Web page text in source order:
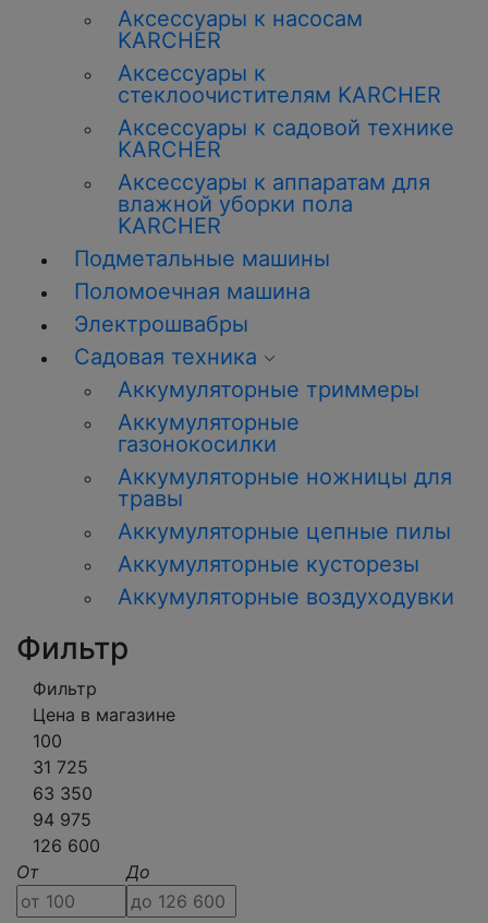
Аксессуары к насосам
KARCHER
Аксессуары к
стеклоочистителям KARCHER
Аксессуары к садовой технике
KARCHER
Аксессуары к аппаратам для
влажной уборки пола
KARCHER
Подметальные машины
Поломоечная машина
Электрошвабры
Садовая техника
Аккумуляторные триммеры
Аккумуляторные
газонокосилки
Аккумуляторные ножницы для
травы
Аккумуляторные цепные пилы
Аккумуляторные кусторезы
Аккумуляторные воздуходувки
Фильтр
Фильтр
Цена в магазине
100
31 725
63 350
94 975
126 600
От
До